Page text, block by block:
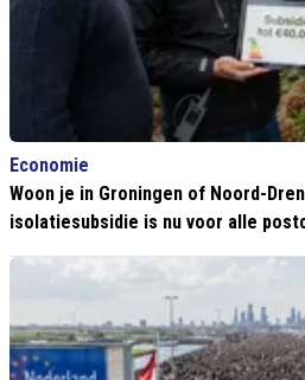
Economie
Woon je in Groningen of Noord-
isolatiesubsidie is nu voor alle